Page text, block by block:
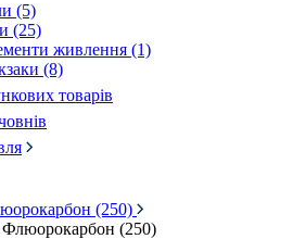
(5)
(25)
живлення (1)
(8)
товарів
(250)
Флюорокарбон (250)